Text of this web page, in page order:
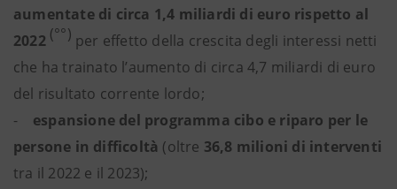
aumentate di circa 1,4 miliardi di euro rispetto al
2022 (°°) per effetto della crescita degli interessi netti
che ha trainato l’aumento di circa 4,7 miliardi di euro
del risultato corrente lordo;
- espansione del programma cibo e riparo per le
persone in difficoltà (oltre 36,8 milioni di interventi
tra il 2022 e il 2023);